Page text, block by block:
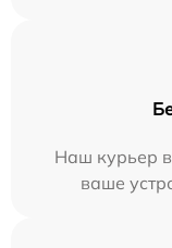
Наш курьер
ваше